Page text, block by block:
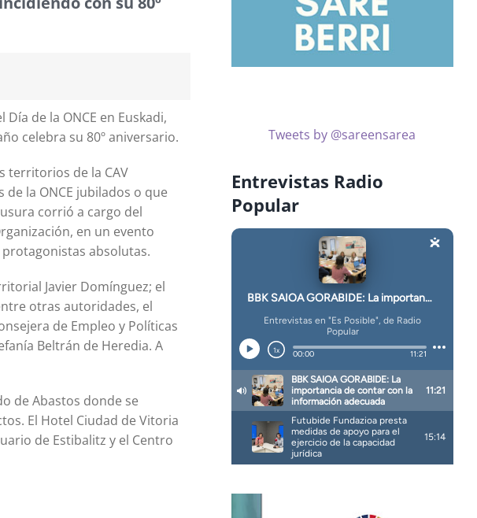
de la ONCE en Euskadi,
celebra su 80º aniversario.
territorios de la CAV
la ONCE jubilados o que
corrió a cargo del
en un evento
absolutas.
Javier Domínguez; el
otras autoridades, el
de Empleo y Políticas
Beltrán de Heredia. A
de Abastos donde se
El Hotel Ciudad de Vitoria
de Estibalitz y el Centro
Tweets by @sareensarea
Entrevistas Radio
Popular